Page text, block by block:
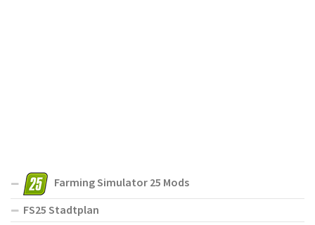
Farming Simulator 25 Mods
FS25 Stadtplan